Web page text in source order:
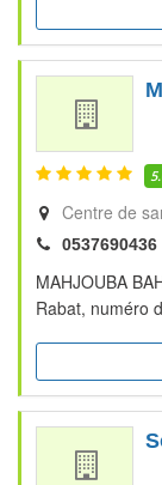
Centre de
0537690436
MAHJOUBA
Rabat, numéro